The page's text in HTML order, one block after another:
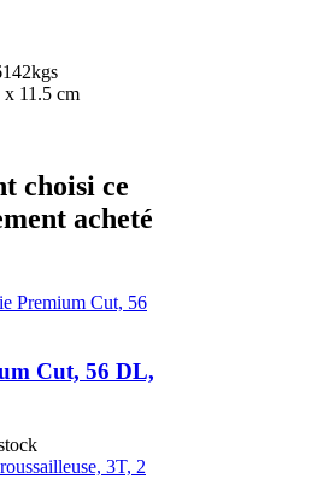
x 11.5 cm
choisi ce
acheté
Cut, 56 DL,